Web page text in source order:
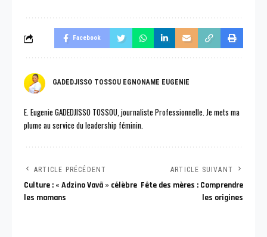
Facebook
GADEDJISSO TOSSOU EGNONAME EUGENIE
E. Eugenie GADEDJISSO TOSSOU, journaliste Professionnelle. Je mets ma
plume au service du leadership féminin.
ARTICLE PRÉCÉDENT
Culture : « Adzino Vavã » célèbre
les mamans
ARTICLE SUIVANT
Fête des mères : Comprendre
les origines